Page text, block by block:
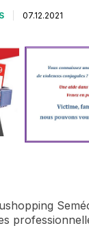
07.12.2021